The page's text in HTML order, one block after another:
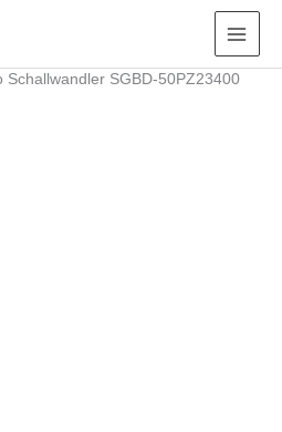
Schallwandler SGBD-50PZ23400